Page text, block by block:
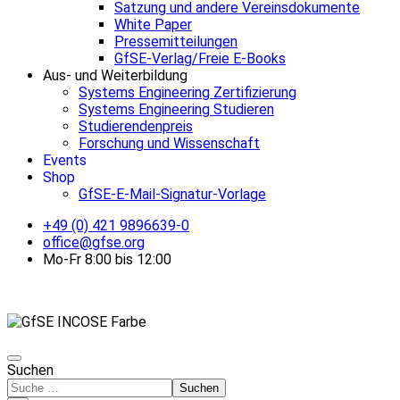
Satzung und andere Vereinsdokumente
White Paper
Pressemitteilungen
GfSE-Verlag/Freie E-Books
Aus- und Weiterbildung
Systems Engineering Zertifizierung
Systems Engineering Studieren
Studierendenpreis
Forschung und Wissenschaft
Events
Shop
GfSE-E-Mail-Signatur-Vorlage
+49 (0) 421 9896639-0
office@gfse.org
Mo-Fr 8:00 bis 12:00
Suchen
Suchen